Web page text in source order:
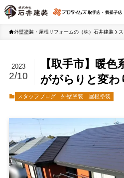
外壁塗装・屋根リフォームの（株）石井建装
【取手市】暖
ががらりと変わ
2023
2/10
スタッフブログ 外壁塗装 屋根塗装